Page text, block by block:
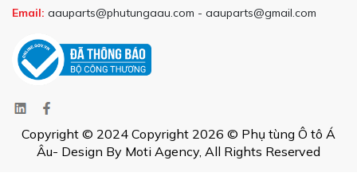
Email: aauparts@phutungaau.com - aauparts@gmail.com
Copyright © 2024 Copyright 2026 © Phụ tùng Ô tô Á
Âu- Design By Moti Agency, All Rights Reserved